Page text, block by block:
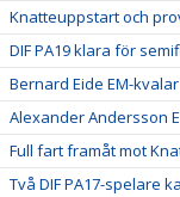
Knatteuppstart och
DIF PA19 klara för
Bernard Eide EM-
Alexander Andersson
Full fart framåt mot
Två DIF PA17-spelare